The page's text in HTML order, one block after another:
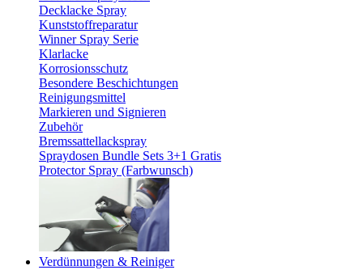
Decklacke Spray
Kunststoffreparatur
Winner Spray Serie
Klarlacke
Korrosionsschutz
Besondere Beschichtungen
Reinigungsmittel
Markieren und Signieren
Zubehör
Bremssattellackspray
Spraydosen Bundle Sets 3+1 Gratis
Protector Spray (Farbwunsch)
Verdünnungen & Reiniger